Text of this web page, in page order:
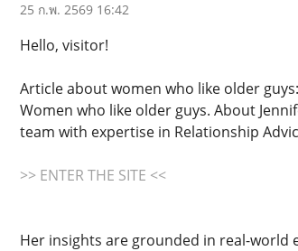
25 ก.พ. 2569 16:42
Hello, visitor!
Article about women who like older guys:
Women who like older guys. About
team with expertise in Relationship
>> ENTER THE SITE <<
Her insights are grounded in real-world